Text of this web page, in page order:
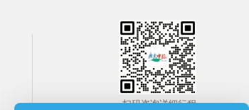
扫码咨询详细行程